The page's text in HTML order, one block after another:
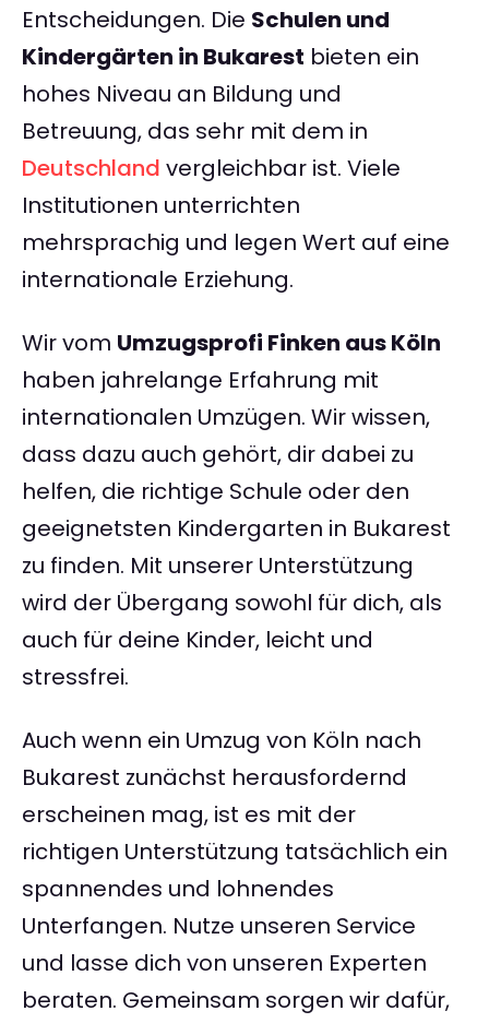
Entscheidungen. Die Schulen und
Kindergärten in Bukarest bieten ein
hohes Niveau an Bildung und
Betreuung, das sehr mit dem in
Deutschland vergleichbar ist. Viele
Institutionen unterrichten
mehrsprachig und legen Wert auf eine
internationale Erziehung.
Wir vom Umzugsprofi Finken aus Köln
haben jahrelange Erfahrung mit
internationalen Umzügen. Wir wissen,
dass dazu auch gehört, dir dabei zu
helfen, die richtige Schule oder den
geeignetsten Kindergarten in Bukarest
zu finden. Mit unserer Unterstützung
wird der Übergang sowohl für dich, als
auch für deine Kinder, leicht und
stressfrei.
Auch wenn ein Umzug von Köln nach
Bukarest zunächst herausfordernd
erscheinen mag, ist es mit der
richtigen Unterstützung tatsächlich ein
spannendes und lohnendes
Unterfangen. Nutze unseren Service
und lasse dich von unseren Experten
beraten. Gemeinsam sorgen wir dafür,